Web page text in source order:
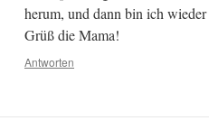
herum, und dann bin ich wieder
Grüß die Mama!
Antworten